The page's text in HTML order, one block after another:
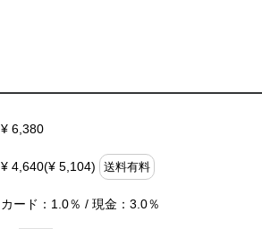
¥ 6,380
¥ 4,640(¥ 5,104) 送料有料
カード：1.0％ / 現金：3.0％